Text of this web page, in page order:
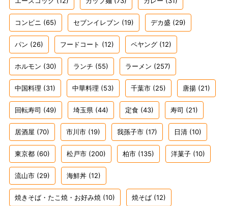
コンビニ (65) セブンイレブン (19) デカ盛 (29)
パン (26) フードコート (12) ペヤング (12)
ホルモン (30) ランチ (55) ラーメン (257)
中国料理 (31) 中華料理 (53) 千葉市 (25) 唐揚 (21)
回転寿司 (49) 埼玉県 (44) 定食 (43) 寿司 (21)
居酒屋 (70) 市川市 (19) 我孫子市 (17) 日清 (10)
東京都 (60) 松戸市 (200) 柏市 (135) 洋菓子 (10)
流山市 (29) 海鮮丼 (12)
焼きそば・たこ焼・お好み焼 (10) 焼そば (12)